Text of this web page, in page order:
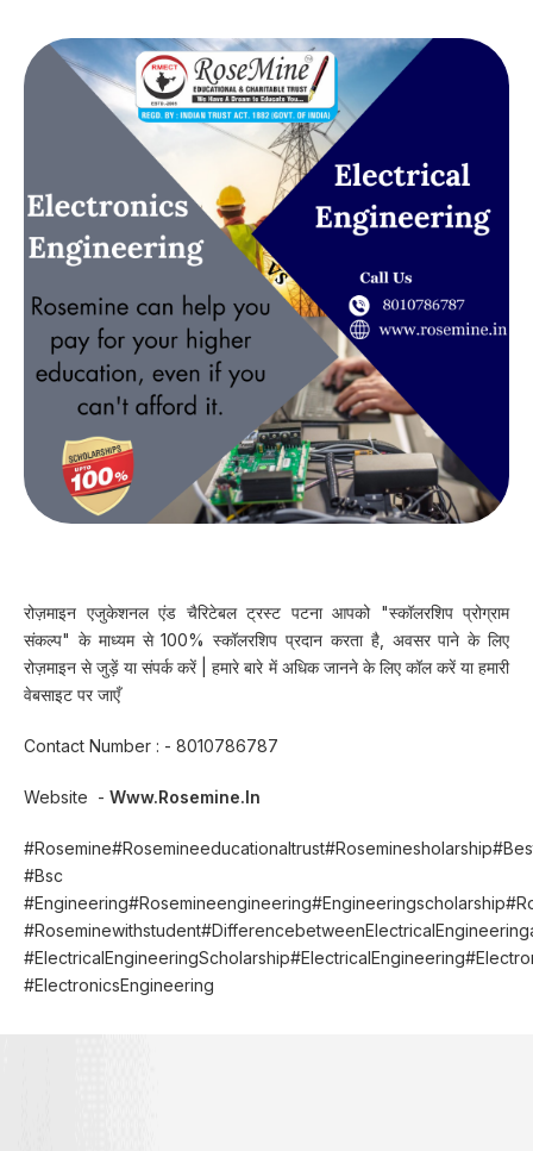
रोज़माइन एजुकेशनल एंड चैरिटेबल ट्रस्ट पटना आपको "स्कॉलरशिप प्रोग्राम
संकल्प" के माध्यम से 100% स्कॉलरशिप प्रदान करता है, अवसर पाने के लिए
रोज़माइन से जुड़ें या संपर्क करें | हमारे बारे में अधिक जानने के लिए कॉल करें या हमारी
वेबसाइट पर जाएँ
Contact Number : - 8010786787
Website - Www.rosemine.in
#bsc
#ElectronicsEngineering